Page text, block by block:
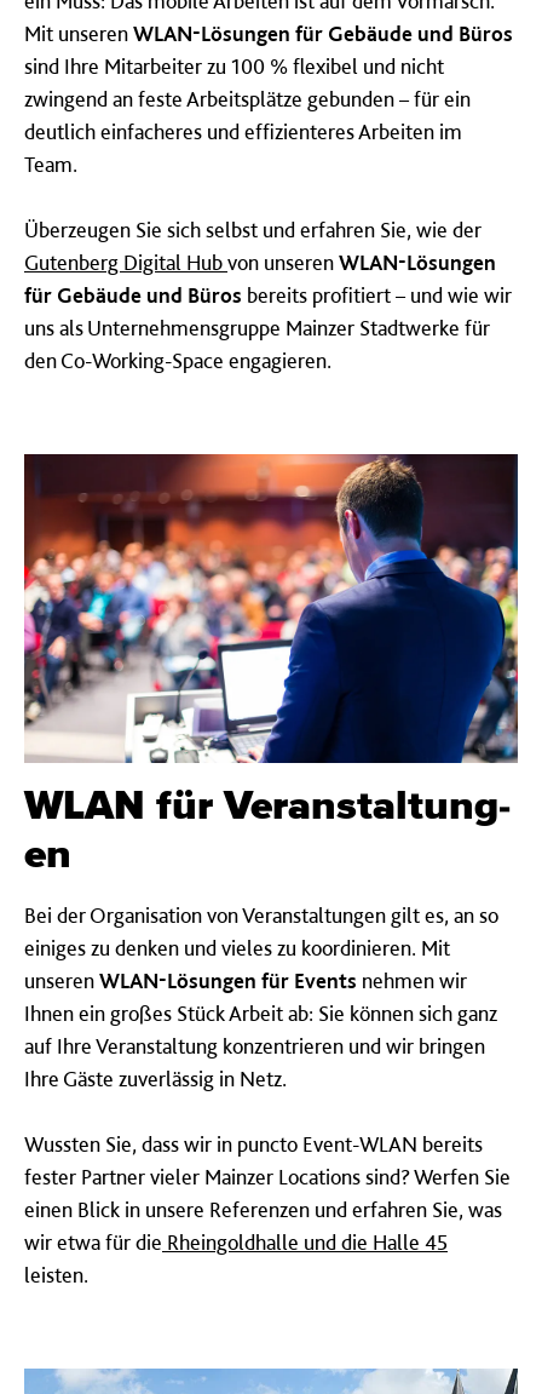
Mit unserenWLAN-Lösungen für Gebäude und Büros
sind Ihre Mitarbeiter zu 100 % flexibel und nicht
zwingend an feste Arbeitsplätze gebunden – für ein
deutlich einfacheres und effizienteres Arbeiten im
Team.
Überzeugen Sie sich selbst und erfahren Sie, wie der
Gutenberg Digital Hubvon unserenWLAN-Lösungen
für Gebäude und Büros bereits profitiert – und wie wir
uns als Unternehmensgruppe Mainzer Stadtwerke für
den Co-Working-Space engagieren.
WLAN für Veranstaltung­
en
Bei der Organisation von Veranstaltungen gilt es, an so
einiges zu denken und vieles zu koordinieren. Mit
unserenWLAN-Lösungen für Events nehmen wir
Ihnen ein großes Stück Arbeit ab: Sie können sich ganz
auf Ihre Veranstaltung konzentrieren und wir bringen
Ihre Gäste zuverlässig in Netz.
Wussten Sie, dass wir in puncto Event-WLAN bereits
fester Partner vieler Mainzer Locations sind? Werfen Sie
einen Blick in unsere Referenzen und erfahren Sie, was
wir etwa für die Rheingoldhalle und die Halle 45
leisten.